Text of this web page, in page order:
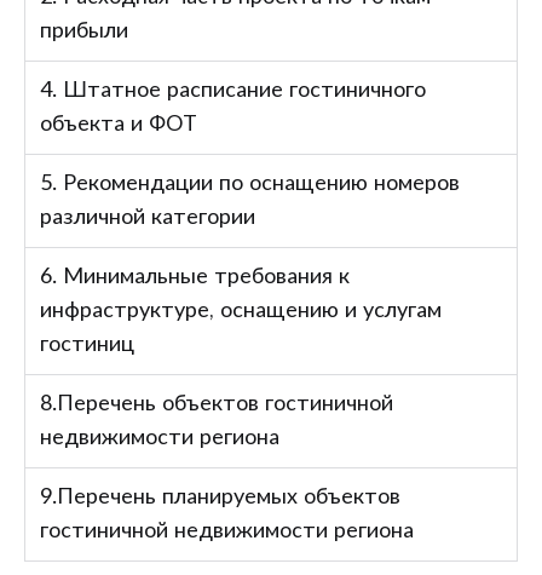
прибыли
4. Штатное расписание гостиничного
объекта и ФОТ
5. Рекомендации по оснащению номеров
различной категории
6. Минимальные требования к
инфраструктуре, оснащению и услугам
гостиниц
8.Перечень объектов гостиничной
недвижимости региона
9.Перечень планируемых объектов
гостиничной недвижимости региона